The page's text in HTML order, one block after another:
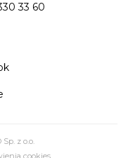
33 60
z o.o.